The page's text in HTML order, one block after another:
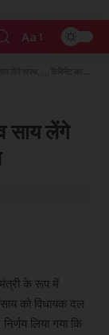
Aa
साय लेंगे
के रूप में
को विधायक दल
लिया गया कि